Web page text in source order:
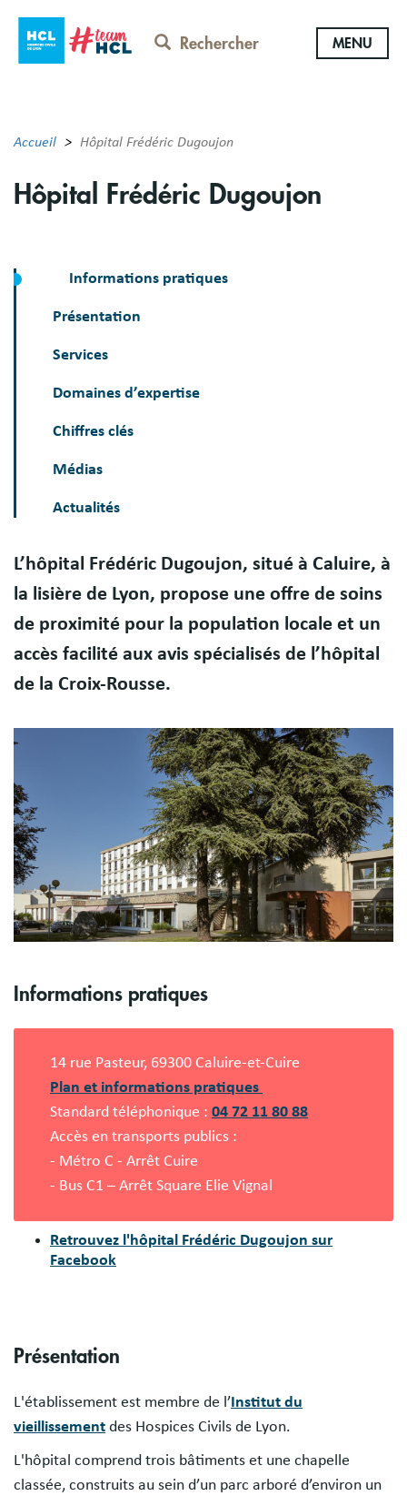
contenu
Rechercher MENU
Accueil Hôpital Frédéric Dugoujon
Hôpital Frédéric Dugoujon
Informations pratiques
Présentation
Services
Domaines d’expertise
Chiffres clés
Médias
Actualités
L’hôpital Frédéric Dugoujon, situé à Caluire, à
la lisière de Lyon, propose une offre de soins
de proximité pour la population locale et un
accès facilité aux avis spécialisés de l’hôpital
de la Croix-Rousse.
Informations pratiques
14 rue Pasteur, 69300 Caluire-et-Cuire
Plan et informations pratiques
Standard téléphonique : 04 72 11 80 88
Accès en transports publics :
- Métro C - Arrêt Cuire
- Bus C1 – Arrêt Square Elie Vignal
Retrouvez l'hôpital Frédéric Dugoujon sur
Facebook
Présentation
L'établissement est membre de l’Institut du
vieillissement des Hospices Civils de Lyon.
L'hôpital comprend trois bâtiments et une chapelle
classée, construits au sein d’un parc arboré d’environ un